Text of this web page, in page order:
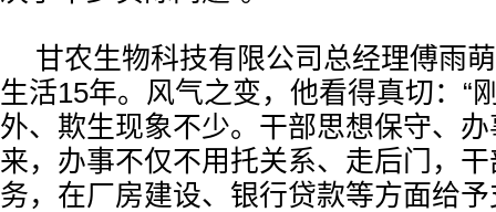
甘农生物科技有限公司总经理傅雨
生活15年。风气之变，他看得真切：“
外、欺生现象不少。干部思想保守、
来，办事不仅不用托关系、走后门，
务，在厂房建设、银行贷款等方面给